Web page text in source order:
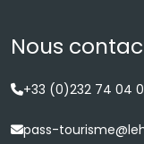
Nous
+33 (0)232 74 04
pass-